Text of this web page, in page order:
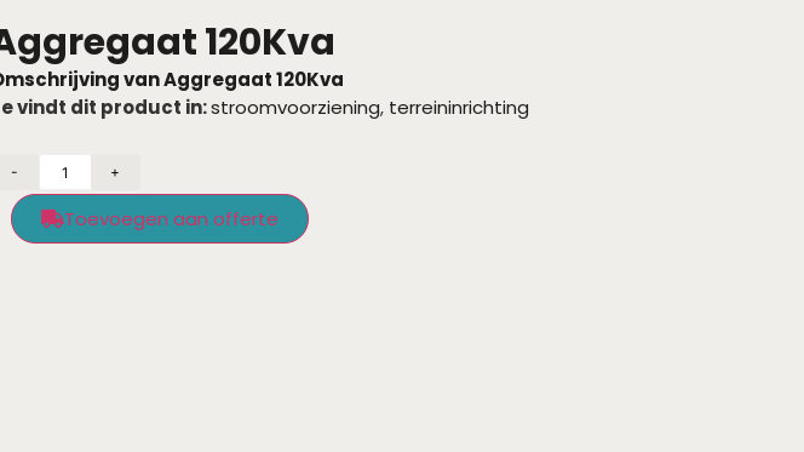
120Kva
van Aggregaat 120Kva
vindt dit product in:stroomvoorziening, terreininrichting
- +
Toevoegen aan offerte